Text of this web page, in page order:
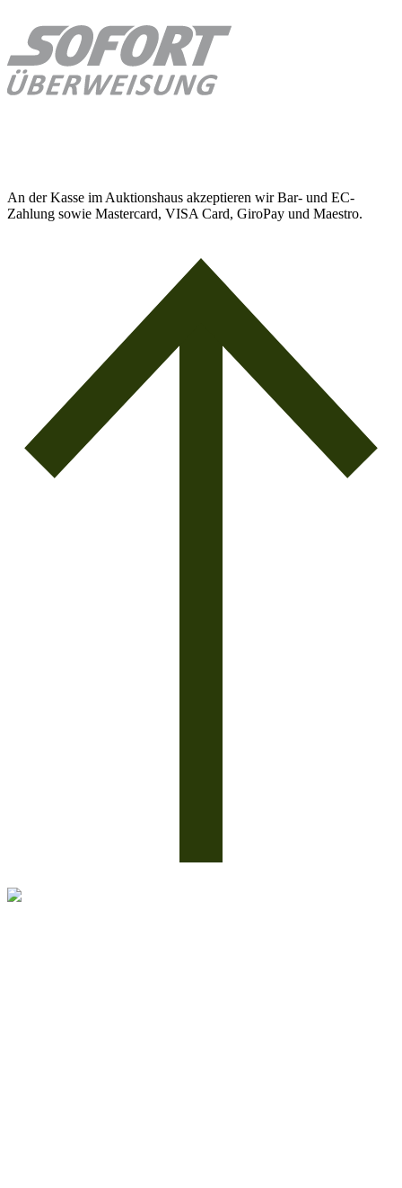
An der Kasse im Auktionshaus akzeptieren wir Bar- und EC-
Zahlung sowie Mastercard, VISA Card, GiroPay und Maestro.